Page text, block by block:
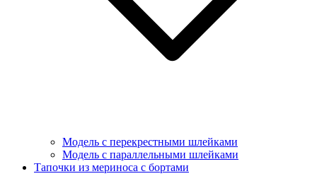
Модель с перекрестными шлейками
Модель с параллельными шлейками
Тапочки из мериноса с бортами